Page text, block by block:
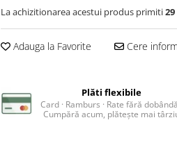
La achizitionarea acestui produs primiti29
Adauga la Favorite Cere
Plăti flexibile
Card · Ramburs · Rate fără
Cumpără acum, plătește mai